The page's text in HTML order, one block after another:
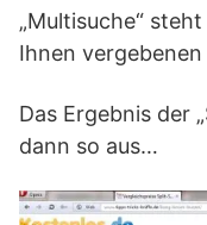
„Multisuche“
Ihnen
Das Ergebnis der
dann so aus…